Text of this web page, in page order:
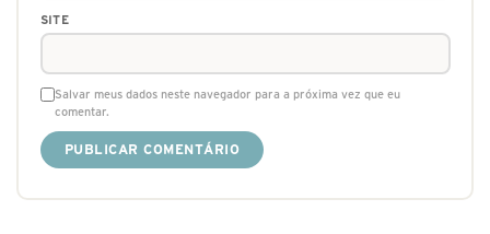
SITE
Salvar meus dados neste navegador para a próxima vez que eu
comentar.